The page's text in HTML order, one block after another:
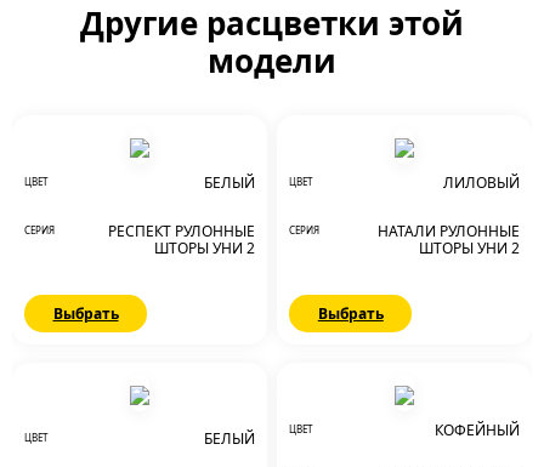
Другие расцветки этой
модели
ЦВЕТ БЕЛЫЙ
СЕРИЯ
РЕСПЕКТ РУЛОННЫЕ
ШТОРЫ УНИ 2
Выбрать
ЦВЕТ ЛИЛОВЫЙ
СЕРИЯ
НАТАЛИ РУЛОННЫЕ
ШТОРЫ УНИ 2
Выбрать
ЦВЕТ БЕЛЫЙ ЦВЕТ КОФЕЙНЫЙ